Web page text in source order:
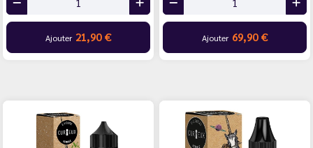
Ajouter 21,90 € Ajouter 69,90 €